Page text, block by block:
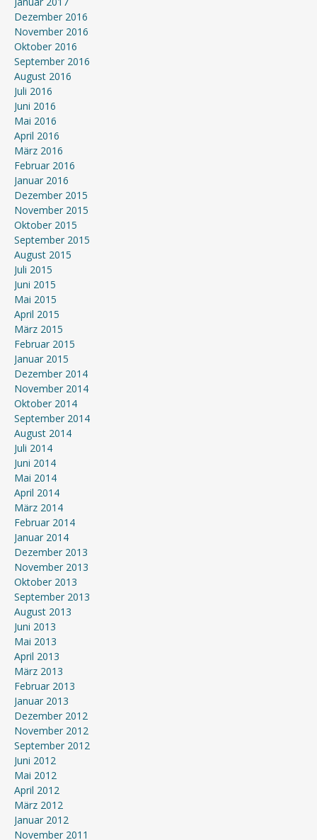
Dezember 2016
November 2016
Oktober 2016
September 2016
August 2016
Juli 2016
Juni 2016
Mai 2016
April 2016
März 2016
Februar 2016
Januar 2016
Dezember 2015
November 2015
Oktober 2015
September 2015
August 2015
Juli 2015
Juni 2015
Mai 2015
April 2015
März 2015
Februar 2015
Januar 2015
Dezember 2014
November 2014
Oktober 2014
September 2014
August 2014
Juli 2014
Juni 2014
Mai 2014
April 2014
März 2014
Februar 2014
Januar 2014
Dezember 2013
November 2013
Oktober 2013
September 2013
August 2013
Juni 2013
Mai 2013
April 2013
März 2013
Februar 2013
Januar 2013
Dezember 2012
November 2012
September 2012
Juni 2012
Mai 2012
April 2012
März 2012
Januar 2012
November 2011